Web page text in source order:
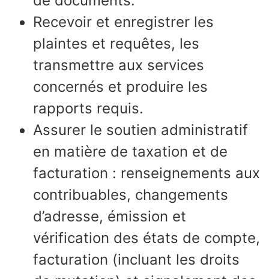
Recevoir et enregistrer les
plaintes et requêtes, les
transmettre aux services
concernés et produire les
rapports requis.
Assurer le soutien administratif
en matière de taxation et de
facturation : renseignements aux
contribuables, changements
d’adresse, émission et
vérification des états de compte,
facturation (incluant les droits